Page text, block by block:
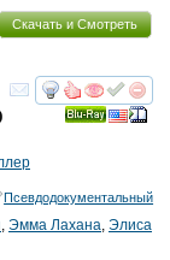
Скачать и Смотреть
смотреть
Псевдодокументальный
Эмма Лахана Элиса